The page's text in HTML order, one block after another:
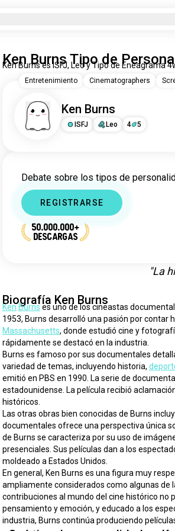
Ken Burns Tipo de
Ken Burns es ISFJ, Leo y Tipo de Eneagrama
Ken Burns
ISFJ Leo 4 5
Entretenimiento Cinematographers
Debate sobre los tipos de
REGISTRARSE
50.000.000+
DESCARGAS
"La
Biografía Ken Burns
Ken Burns es uno de los cineastas
1953, Burns desarrolló una pasión por contar
Massachusetts, donde estudió cine y
rápidamente se destacó en la industria.
Burns es famoso por sus documentales
variedad de temas, incluyendo historia,
emitió en PBS en 1990. La serie de
estadounidense. La película recibió
históricos.
Las otras obras bien conocidas de Burns
documentales ofrece una perspectiva única
de Burns se caracteriza por su uso de
presenciales. Sus películas dan a los
moldeado a Estados Unidos.
En general, Ken Burns es una figura muy
ampliamente considerados como algunas de
contribuciones al mundo del cine histórico no
pensamiento y emoción, y educado a los
industria, Burns continúa produciendo